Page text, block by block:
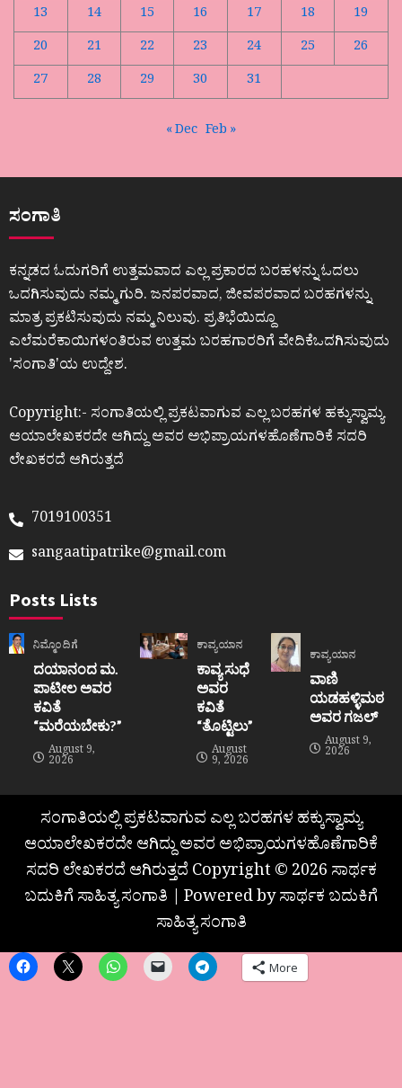
13
14 15 16 17 18
19
20
21 22 23 24 25
26
27
28 29 30 31
« Dec Feb »
ಸಂಗಾತಿ
ಕನ್ನಡದ ಓದುಗರಿಗೆ ಉತ್ತಮವಾದ ಎಲ್ಲ ಪ್ರಕಾರದ ಬರಹಳನ್ನು ಓದಲು
ಒದಗಿಸುವುದು ನಮ್ಮ ಗುರಿ. ಜನಪರವಾದ, ಜೀವಪರವಾದ ಬರಹಗಳನ್ನು
ಮಾತ್ರ ಪ್ರಕಟಿಸುವುದು ನಮ್ಮ ನಿಲುವು. ಪ್ರತಿಭೆಯಿದ್ದೂ
ಎಲೆಮರೆಕಾಯಿಗಳಂತಿರುವ ಉತ್ತಮ ಬರಹಗಾರರಿಗೆ ವೇದಿಕೆಒದಗಿಸುವುದು
ʼಸಂಗಾತಿʼಯ ಉದ್ದೇಶ.
Copyright:- ಸಂಗಾತಿಯಲ್ಲಿ ಪ್ರಕಟವಾಗುವ ಎಲ್ಲ ಬರಹಗಳ ಹಕ್ಕುಸ್ವಾಮ್ಯ
ಆಯಾಲೇಖಕರದೇ ಆಗಿದ್ದು ಅವರ ಅಭಿಪ್ರಾಯಗಳಹೊಣೆಗಾರಿಕೆ ಸದರಿ
ಲೇಖಕರದೆ ಆಗಿರುತ್ತದೆ
7019100351
sangaatipatrike@gmail.com
Posts Lists
ನಿಮ್ಮೊಂದಿಗೆ
ದಯಾನಂದ ಮ.
ಪಾಟೀಲ ಅವರ
ಕವಿತೆ
“ಮರೆಯಬೇಕು?”
August 9,
2026
ಕಾವ್ಯಯಾನ
ಕಾವ್ಯ ಸುಧೆ
ಅವರ
ಕವಿತೆ
“ತೊಟ್ಟಿಲು”
August
9, 2026
ಕಾವ್ಯಯಾನ
ವಾಣಿ
ಯಡಹಳ್ಳಿಮಠ
ಅವರ ಗಜಲ್
August 9,
2026
ಸಂಗಾತಿಯಲ್ಲಿ ಪ್ರಕಟವಾಗುವ ಎಲ್ಲ ಬರಹಗಳ ಹಕ್ಕುಸ್ವಾಮ್ಯ
ಆಯಾಲೇಖಕರದೇ ಆಗಿದ್ದು ಅವರ ಅಭಿಪ್ರಾಯಗಳಹೊಣೆಗಾರಿಕೆ
ಸದರಿ ಲೇಖಕರದೆ ಆಗಿರುತ್ತದೆ Copyright © 2026 ಸಾರ್ಥಕ
ಬದುಕಿಗೆ ಸಾಹಿತ್ಯ ಸಂಗಾತಿ | Powered by ಸಾರ್ಥಕ ಬದುಕಿಗೆ
ಸಾಹಿತ್ಯ ಸಂಗಾತಿ
More